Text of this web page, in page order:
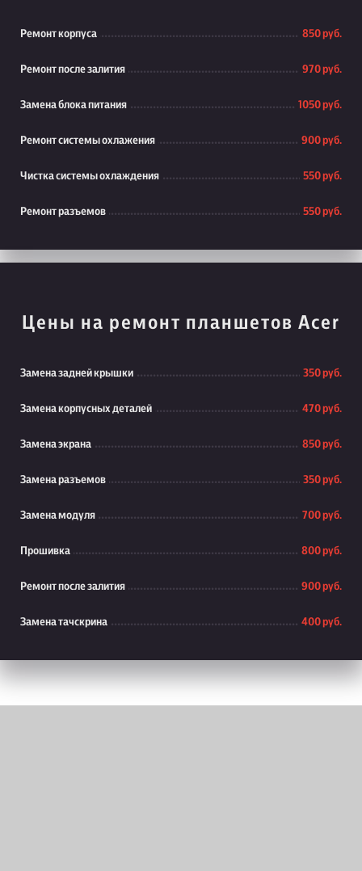
Ремонт корпуса 850 руб.
Ремонт после залития 970 руб.
Замена блока питания 1050 руб.
Ремонт системы охлажения 900 руб.
Чистка системы охлаждения 550 руб.
Ремонт разъемов 550 руб.
Цены на ремонт планшетов Acer
Замена задней крышки 350 руб.
Замена корпусных деталей 470 руб.
Замена экрана 850 руб.
Замена разъемов 350 руб.
Замена модуля 700 руб.
Прошивка 800 руб.
Ремонт после залития 900 руб.
Замена тачскрина 400 руб.